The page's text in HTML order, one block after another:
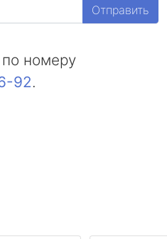
Отправить
номеру
92.